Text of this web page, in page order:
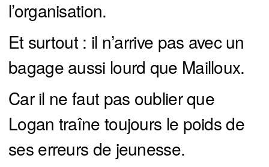
l’organisation.
Et surtout : il n’arrive pas avec un
bagage aussi lourd que Mailloux.
Car il ne faut pas oublier que
Logan traîne toujours le poids de
ses erreurs de jeunesse.